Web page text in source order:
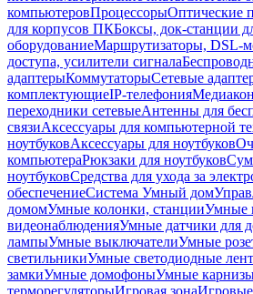
компьютеровПроцессорыОптические
для корпусов ПКБоксы, док-станции
оборудованиеМаршрутизаторы, DSL-
доступа, усилители сигнала
адаптерыКоммутаторыСетевые
комплектующиеIP-телефония
переходники сетевыеАнтенны для
связиАксессуары для компьютерной
ноутбуковАксессуары для ноутбуков
компьютераРюкзаки для ноутбуков
ноутбуковСредства для ухода за
обеспечениеСистема Умный дом
домомУмные колонки, станцииУмные
видеонаблюденияУмные датчики для
лампыУмные выключателиУмные
светильникиУмные светодиодные
замкиУмные домофоныУмные
терморегуляторыИгровая зона